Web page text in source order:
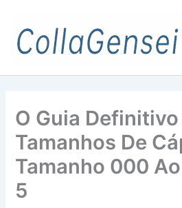
O Guia Definitivo
Tamanhos De
Tamanho 000
5